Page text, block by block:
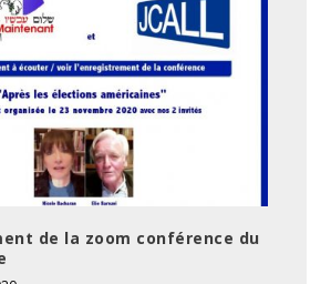
de la zoom conférence du